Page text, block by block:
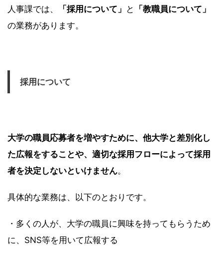
人事課では、 「採用について」 と
「教職員について」
の業務があります。
採用について
大学の職員応募者を増やすために、他大学と差別化し
た広報をすることや、適切な採用フローによって採用
者を決定しないといけません。
具体的な業務は、以下のとおりです。
・多くの人が、大学の職員に興味を持ってもらうため
に、SNS等を用いて広報する